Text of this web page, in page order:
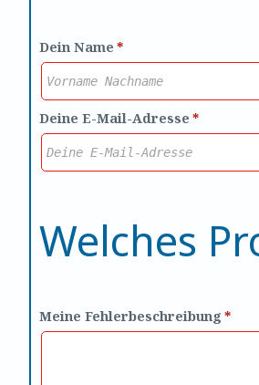
Dein Name *
Deine E-Mail-Adresse *
Welches
Meine Fehlerbeschreibung *